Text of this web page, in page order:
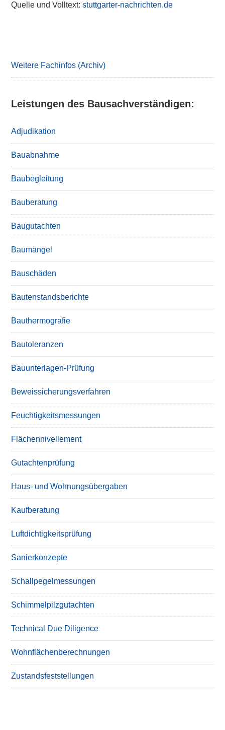
Quelle und Volltext:stuttgarter-nachrichten.de
Weitere Fachinfos (Archiv)
Leistungen des Bausachverständigen:
Adjudikation
Bauabnahme
Baubegleitung
Bauberatung
Baugutachten
Baumängel
Bauschäden
Bautenstandsberichte
Bauthermografie
Bautoleranzen
Bauunterlagen-Prüfung
Beweissicherungsverfahren
Feuchtigkeitsmessungen
Flächennivellement
Gutachtenprüfung
Haus- und Wohnungsübergaben
Kaufberatung
Luftdichtigkeitsprüfung
Sanierkonzepte
Schallpegelmessungen
Schimmelpilzgutachten
Technical Due Diligence
Wohnflächenberechnungen
Zustandsfeststellungen